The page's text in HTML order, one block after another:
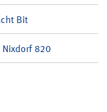
Bit
Nixdorf 820